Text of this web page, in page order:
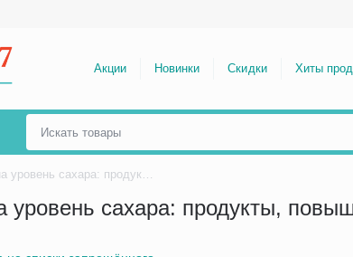
Акции Новинки Скидки Хиты
Как питание влияет на уровень сахара: продукты, повышающие и снижающие глюкозу
уровень сахара: продукты,